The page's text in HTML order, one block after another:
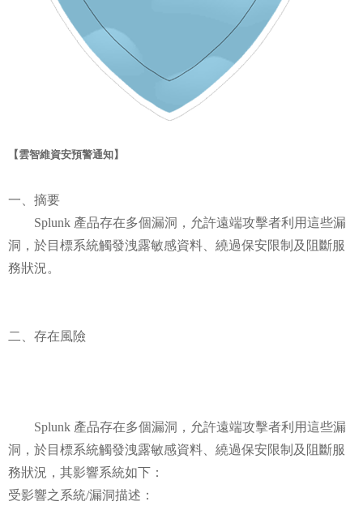
【雲智維資安預警通知】
一、摘要
Splunk 產品存在多個漏洞，允許遠端攻擊者利用這些漏
洞，於目標系統觸發洩露敏感資料、繞過保安限制及阻斷服
務狀況。
二、存在風險
Splunk 產品存在多個漏洞，允許遠端攻擊者利用這些漏
洞，於目標系統觸發洩露敏感資料、繞過保安限制及阻斷服
務狀況，其影響系統如下：
受影響之系統/漏洞描述：